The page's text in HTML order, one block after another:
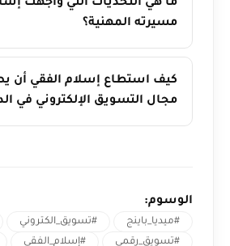
ما هي التحديات التي واجهت
مسيرته المهنية؟
كيف استطاع إسلام الفقي أن
مجال التسويق الإلكتروني في
الوسوم:
#ميديا_باينج #تسويق_الكتروني
#تسويق_رقمي
#إسلام_الفقي